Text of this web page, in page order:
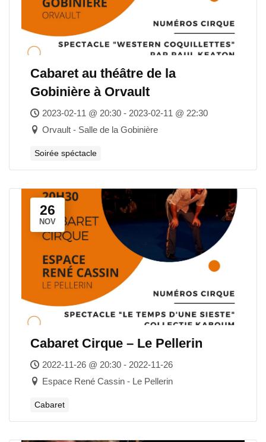
Cabaret au théâtre de la
Gobinière à Orvault
2023-02-11 @ 20:30 - 2023-02-11 @ 22:30
Orvault - Salle de la Gobinière
Soirée spéctacle
26
NOV
Cabaret Cirque – Le Pellerin
2022-11-26 @ 20:30 - 2022-11-26
Espace René Cassin - Le Pellerin
Cabaret